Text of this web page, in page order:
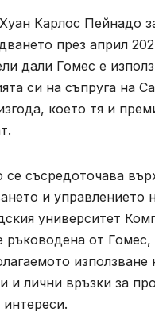
Карлос Пейнадо
през април
дали Гомес е
си на съпруга на
което тя и
се съсредоточава
и управлението
университет
ръководена от Гомес,
използване
и лични връзки за
интереси.